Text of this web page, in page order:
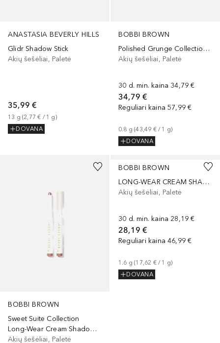
ANASTASIA BEVERLY HILLS
Glidr Shadow Stick
Akių šešėliai, Paletė
35,99 €
13 g (2,77 € / 1 g)
DOVANA
BOBBI BROWN
Polished Grunge Collection Long-Wear Cream Shadow & Kohl Liner
Akių šešėliai, Paletė
30 d. min. kaina 34,79 €
34,79 €
Reguliari kaina 57,99 €
0.8 g (43,49 € / 1 g)
DOVANA
BOBBI BROWN
Sweet Suite Collection
Long-Wear Cream Shadow Stick
Akių šešėliai, Paletė
BOBBI BROWN
LONG-WEAR CREAM SHADOW STICK
Akių šešėliai, Paletė
30 d. min. kaina 28,19 €
28,19 €
Reguliari kaina 46,99 €
1.6 g (17,62 € / 1 g)
DOVANA